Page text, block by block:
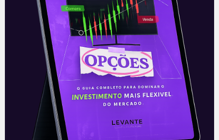
A Coluna da Denise Campos é
publicada toda sexta-feira em
nossa Newsletter‘E Eu Com Isso’
Quer receber essa e outras notícias para
por dentro do universo dos investimentos
de maneira prática? Clique abaixo e
inscreva-se gratuitamente